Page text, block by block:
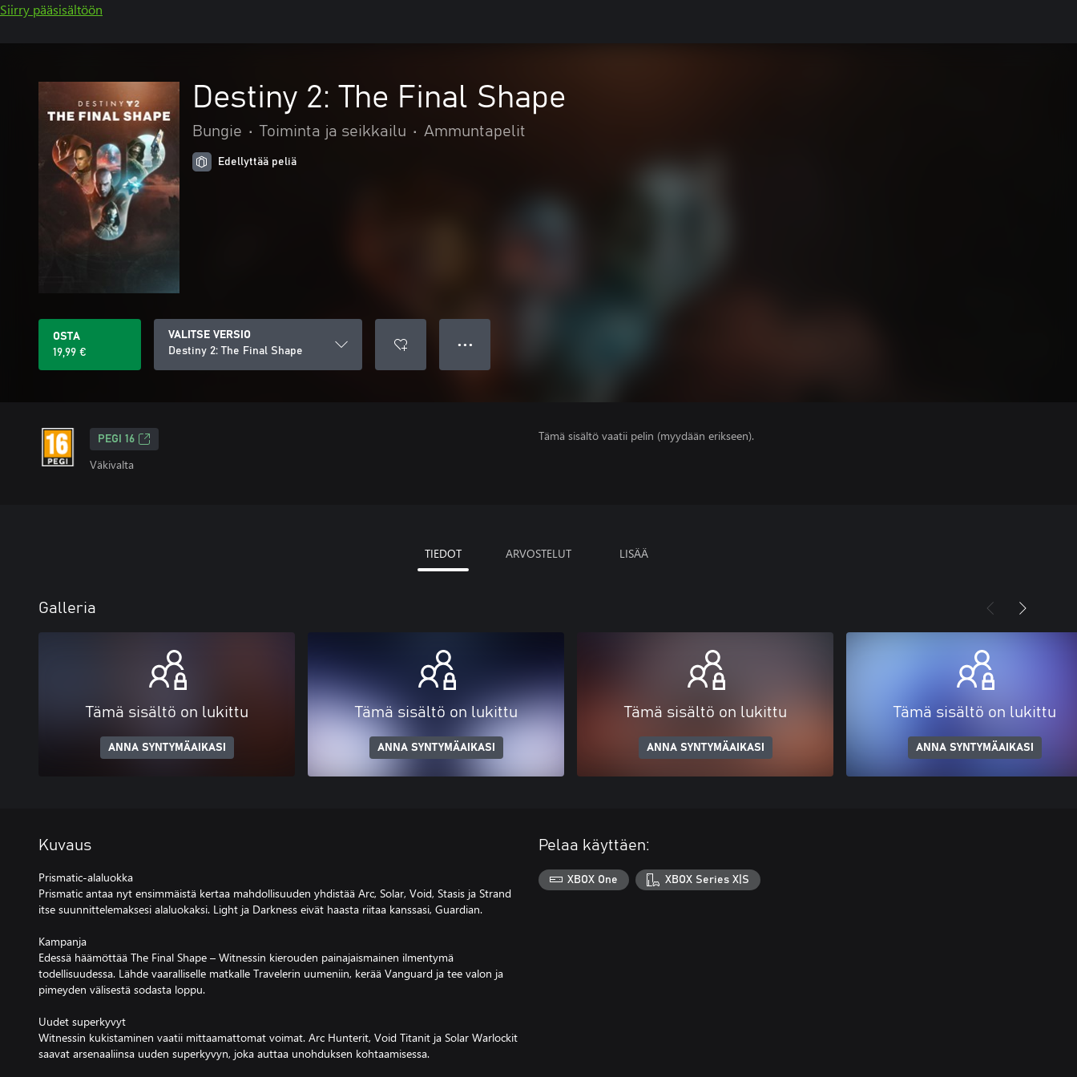
Siirry pääsisältöön
Destiny 2: The Final Shape
Bungie • Toiminta ja seikkailu • Ammuntapelit
Edellyttää peliä
OSTA
19,99 €
VALITSE VERSIO
Destiny 2: The Final Shape
● ● ●
PEGI 16
Väkivalta
Tämä sisältö vaatii pelin (myydään erikseen).
TIEDOT ARVOSTELUT LISÄÄ
Galleria
Tämä sisältö on lukittu
ANNA SYNTYMÄAIKASI
Tämä sisältö on lukittu
ANNA SYNTYMÄAIKASI
Tämä sisältö on lukittu
ANNA SYNTYMÄAIKASI
Tämä sisältö on lukittu
ANNA SYNTYMÄAIKASI
Kuvaus
Prismatic-alaluokka
Prismatic antaa nyt ensimmäistä kertaa mahdollisuuden yhdistää Arc, Solar, Void, Stasis ja Strand
itse suunnittelemaksesi alaluokaksi. Light ja Darkness eivät haasta riitaa kanssasi, Guardian.
Kampanja
Edessä häämöttää The Final Shape – Witnessin kierouden painajaismainen ilmentymä
todellisuudessa. Lähde vaaralliselle matkalle Travelerin uumeniin, kerää Vanguard ja tee valon ja
pimeyden välisestä sodasta loppu.
Uudet superkyvyt
Witnessin kukistaminen vaatii mittaamattomat voimat. Arc Hunterit, Void Titanit ja Solar Warlockit
saavat arsenaaliinsa uuden superkyvyn, joka auttaa unohduksen kohtaamisessa.
Pelaa käyttäen:
XBOX One XBOX Series X|S